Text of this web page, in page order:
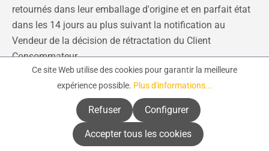
retournés dans leur emballage d'origine et en parfait état
dans les 14 jours au plus suivant la notification au
Vendeur de la décision de rétractation du Client
Consommateur.
Les retours sont à effectuer dans leur état d'origine et
complets (emballage, accessoires, notice...) permettant
leur remise sur le marché à l'état neuf, accompagnés de la
facture d'achat.
Ce site Web utilise des cookies pour garantir la meilleure
expérience possible. Plus d'informations...
Refuser Configurer
Accepter tous les cookies